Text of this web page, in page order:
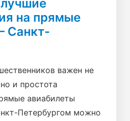
лучшие
на прямые
Санкт-
важен не
и простота
авиабилеты
Петербургом можно